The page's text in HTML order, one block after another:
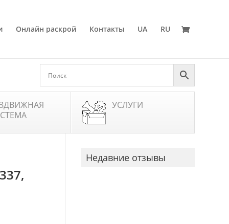
Онлайн раскрой Контакты UA RU
УСЛУГИ
Недавние отзывы